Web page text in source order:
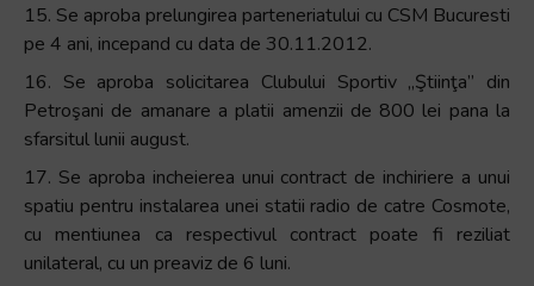
15. Se aproba prelungirea parteneriatului cu CSM Bucuresti
pe 4 ani, incepand cu data de 30.11.2012.
16. Se aproba solicitarea Clubului Sportiv „Ştiinţa” din
Petroşani de amanare a platii amenzii de 800 lei pana la
sfarsitul lunii august.
17. Se aproba incheierea unui contract de inchiriere a unui
spatiu pentru instalarea unei statii radio de catre Cosmote,
cu mentiunea ca respectivul contract poate fi reziliat
unilateral, cu un preaviz de 6 luni.